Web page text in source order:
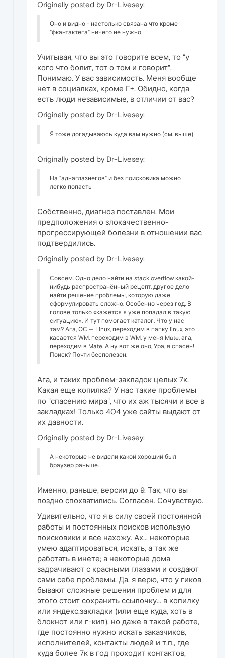
Originally posted by Dr-Livesey:
Оно и видно - настолько связана что кроме
"фкантактега" ничего не нужно
Учитывая, что вы это говорите всем, то "у
кого что болит, тот о том и говорит".
Понимаю. У вас зависимость. Меня вообще
нет в социалках, кроме Г+. Обидно, когда
есть люди независимые, в отличии от вас?
Originally posted by Dr-Livesey:
Я тоже догадываюсь куда вам нужно (см. выше)
Originally posted by Dr-Livesey:
На "аднаглазнегов" и без поисковика можно
легко попасть
Собственно, диагноз поставлен. Мои
предположения о злокачественно-
прогрессирующей болезни в отношении вас
подтвердились.
Originally posted by Dr-Livesey:
Совсем. Одно дело найти на stack overflow какой-
нибудь распространённый рецепт, другое дело
найти решение проблемы, которую даже
сформулировать сложно. Особенно через год. В
голове только «кажется я уже попадал в такую
ситуацию». И тут помогает каталог. Что у нас
там? Ага, ОС — Linux, переходим в папку linux, это
касается WM, переходим в WM, у меня Mate, ага,
переходим в Mate. А ну вот же оно, Ура, я спасён!
Поиск? Почти бесполезен.
Ага, и таких проблем-закладок целых 7к.
Какая еще копилка? У нас такие проблемы
по "спасению мира", что их аж тысячи и все в
закладках! Только 404 уже сайты выдают от
их давности.
Originally posted by Dr-Livesey:
А некоторые не видели какой хороший был
браузер раньше.
Именно, раньше, версии до 9. Так, что вы
поздно спохватились. Согласен. Сочувствую.
Удивительно, что я в силу своей постоянной
работы и постоянных поисков использую
поисковики и все нахожу. Ах... некоторые
умею адаптироваться, искать, а так же
работать в инете; а некоторые дома
задрачивают с красными глазами и создают
сами себе проблемы. Да, я верю, что у гиков
бывают сложные решения проблем и для
этого стоит сохранить ссылочку... в копилку
или яндекс.закладки (или еще куда, хоть в
блокнот или г-кип), но даже в такой работе,
где постоянно нужно искать заказчиков,
исполнителей, контакты людей и т.п., где
куда более 7к в год проходит контактов,